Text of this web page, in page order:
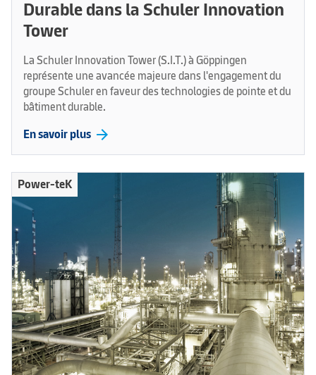
Durable dans la Schuler Innovation
Tower
La Schuler Innovation Tower (S.I.T.) à Göppingen
représente une avancée majeure dans l'engagement du
groupe Schuler en faveur des technologies de pointe et du
bâtiment durable.
En savoir plus arrow_forward
Power-teK